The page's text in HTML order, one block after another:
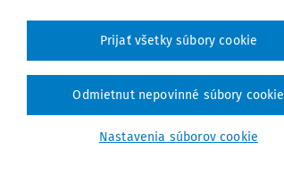
začiatok...
predplatiteľom
získajte prístup na 10
Nastavenia súborov cookie
Odmietnut nepovinné súbory cookie
Prijať všetky súbory cookie